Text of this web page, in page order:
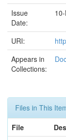
Issue
Date:
URI:
Appears in
Collections:
Files in This
File